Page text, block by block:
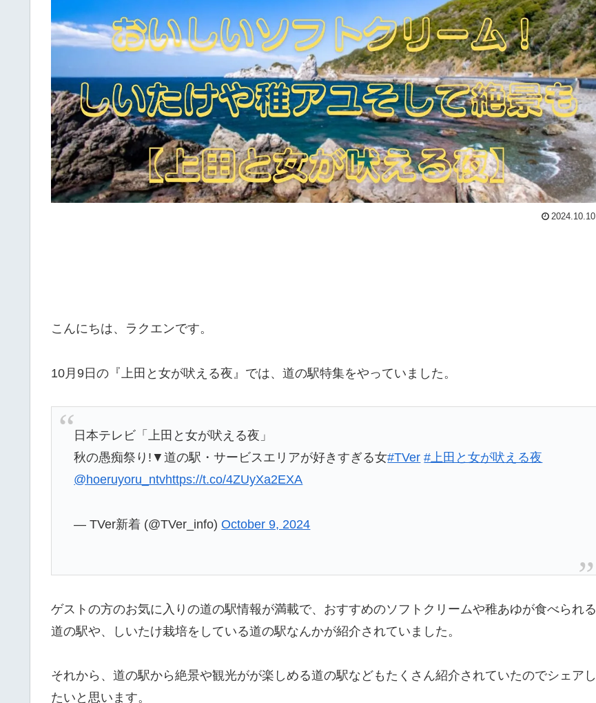
2024.10.10
こんにちは、ラクエンです。
10月9日の『上田と女が吠える夜』では、道の駅特集をやっていました。
日本テレビ「上田と女が吠える夜」
秋の愚痴祭り!▼道の駅・サービスエリアが好きすぎる女#TVer #上田と女が吠える夜
@hoeruyoru_ntvhttps://t.co/4ZUyXa2EXA
— TVer新着 (@TVer_info)October 9, 2024
ゲストの方のお気に入りの道の駅情報が満載で、おすすめのソフトクリームや稚あゆが食べられる
道の駅や、しいたけ栽培をしている道の駅なんかが紹介されていました。
それから、道の駅から絶景や観光がが楽しめる道の駅などもたくさん紹介されていたのでシェアし
たいと思います。